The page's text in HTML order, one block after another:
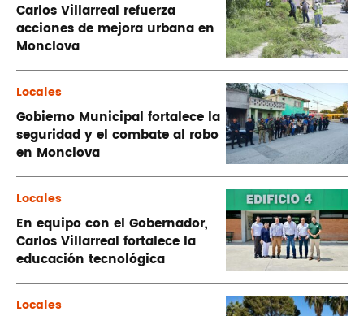
Carlos Villarreal refuerza
acciones de mejora urbana en
Monclova
Locales
Gobierno Municipal fortalece la
seguridad y el combate al robo
en Monclova
Locales
En equipo con el Gobernador,
Carlos Villarreal fortalece la
educación tecnológica
Locales